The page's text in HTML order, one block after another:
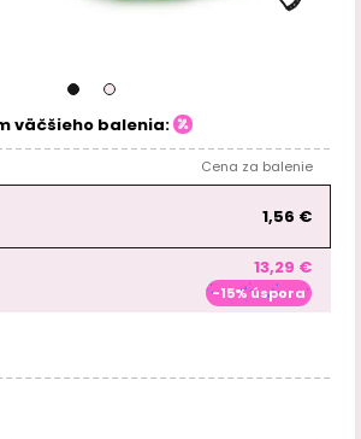
väčšieho balenia:
Cena za balenie
1,56 €
13,29 €
-15% úspora